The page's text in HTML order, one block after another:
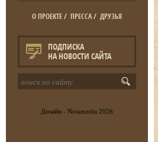
О ПРОЕКТЕ/ ПРЕССА/ ДРУЗЬЯ
ПОДПИСКА
НА НОВОСТИ САЙТА
Дизайн - Notamedia 2026